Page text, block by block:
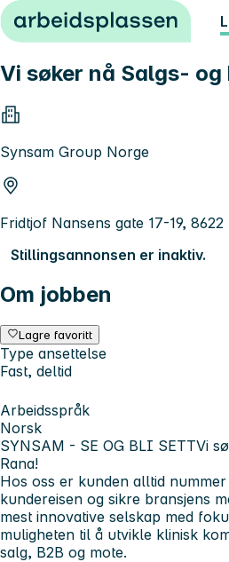
Hopp til innhold
Vi søker nå Salgs-
Synsam Group Norge
Fridtjof Nansens gate 17-19,
Stillingsannonsen er inaktiv.
Om jobben
Lagre favoritt
Type ansettelse
Fast, deltid
Arbeidsspråk
Norsk
SYNSAM - SE OG BLI SETTVi
Rana!
Hos oss er kunden alltid
kundereisen og sikre bransjens
mest innovative selskap med
muligheten til å utvikle klinisk
salg, B2B og mote.